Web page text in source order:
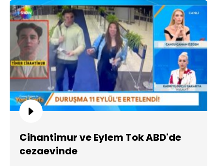
Cihantimur ve Eylem Tok ABD'de
cezaevinde